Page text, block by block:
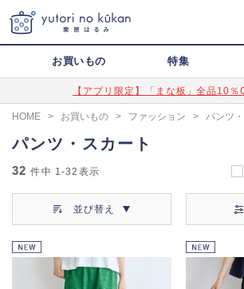
お買いもの 特集
【アプリ限定】「まな板」全品10％
HOME > お買いもの > ファッション > パンツ
パンツ・スカート
32 件中 1-32 表示
並び替え